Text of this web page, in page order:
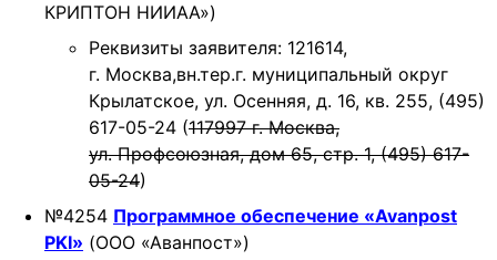
КРИПТОН НИИАА»)
Реквизиты заявителя: 121614,
г. Москва,вн.тер.г. муниципальный округ
Крылатское, ул. Осенняя, д. 16, кв. 255, (495)
617-05-24 (117997 г. Москва,
ул. Профсоюзная, дом 65, стр. 1, (495) 617-
05-24)
№4254 Программное обеспечение «Avanpost
PKI» (ООО «Аванпост»)